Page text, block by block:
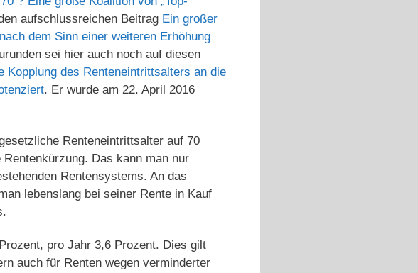
aufschlussreichen Beitrag Ein großer
dem Sinn einer weiteren Erhöhung
sei hier auch noch auf diesen
Kopplung des Renteneintrittsalters an die
. Er wurde am 22. April 2016
Renteneintrittsalter auf 70
Das kann man nur
Rentensystems. An das
lebenslang bei seiner Rente in Kauf
pro Jahr 3,6 Prozent. Dies gilt
auch für Renten wegen verminderter